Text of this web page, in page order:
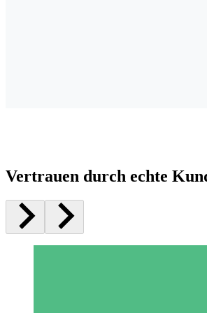
Vertrauen durch echte